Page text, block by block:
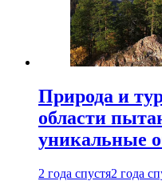
Природа и
области
уникальные
2 года спустя2 года